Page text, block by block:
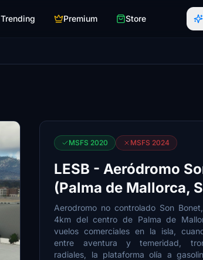
Trending Premium Store
MSFS 2020 MSFS 2024
LESB - Aeródromo
(Palma de Mallorca,
Aerodromo no controlado Son
4km del centro de Palma de
vuelos comerciales en la isla,
entre aventura y temeridad,
radiales, la plataforma olía a